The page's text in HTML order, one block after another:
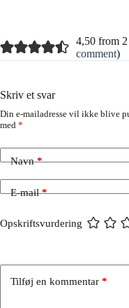
4,50 from
comment)
Skriv et svar
Din e-mailadresse vil ikke blive
med *
Navn*
E-mail*
Opskriftsvurdering
Tilføj en kommentar *